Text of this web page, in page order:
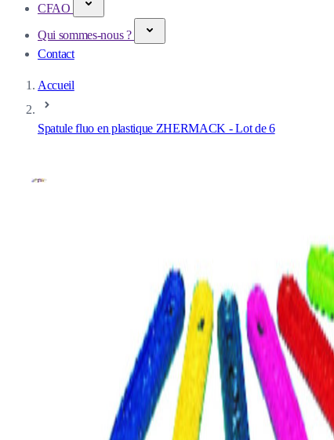
CFAO
Qui sommes-nous ?
Contact
Accueil
Spatule fluo en plastique ZHERMACK - Lot de 6